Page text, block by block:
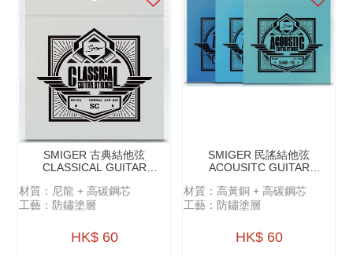
SMIGER 古典結他弦
CLASSICAL GUITAR
材質：尼龍 + 高碳鋼芯
工藝：防鏽塗層
HK$ 60
SMIGER 民謠結他弦
ACOUSITC GUITAR
SAB（BRASS）
材質：高黃銅 + ⾼碳鋼芯
工藝：防鏽塗層
HK$ 60